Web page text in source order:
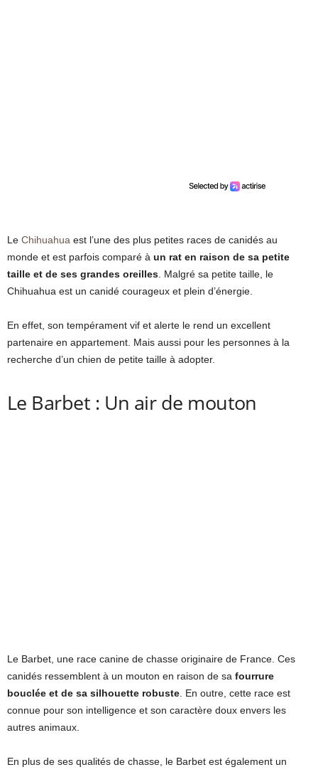
Le Chihuahua est l’une des plus petites races de canidés au
monde et est parfois comparé à un rat en raison de sa petite
taille et de ses grandes oreilles . Malgré sa petite taille, le
Chihuahua est un canidé courageux et plein d’énergie.
En effet, son tempérament vif et alerte le rend un excellent
partenaire en appartement. Mais aussi pour les personnes à la
recherche d’un chien de petite taille à adopter.
Le Barbet : Un air de mouton
Le Barbet, une race canine de chasse originaire de France. Ces
canidés ressemblent à un mouton en raison de sa fourrure
bouclée et de sa silhouette robuste. En outre, cette race est
connue pour son intelligence et son caractère doux envers les
autres animaux.
En plus de ses qualités de chasse, le Barbet est également un